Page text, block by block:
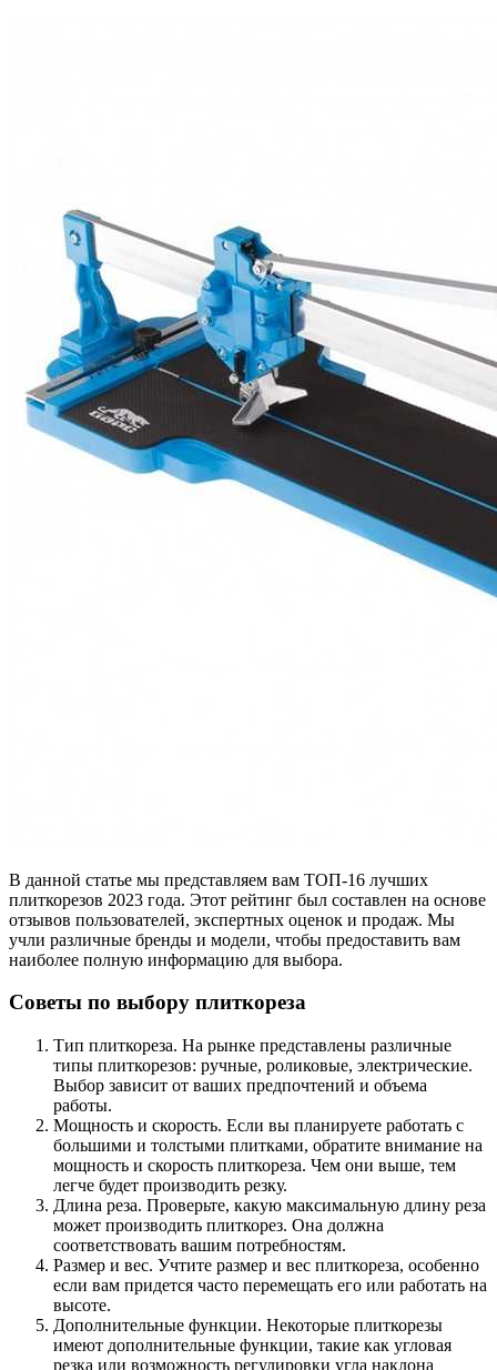
В данной статье мы представляем вам ТОП-16 лучших
плиткорезов 2023 года. Этот рейтинг был составлен на основе
отзывов пользователей, экспертных оценок и продаж. Мы
учли различные бренды и модели, чтобы предоставить вам
наиболее полную информацию для выбора.
Советы по выбору плиткореза
Тип плиткореза. На рынке представлены различные
типы плиткорезов: ручные, роликовые, электрические.
Выбор зависит от ваших предпочтений и объема
работы.
Мощность и скорость. Если вы планируете работать с
большими и толстыми плитками, обратите внимание на
мощность и скорость плиткореза. Чем они выше, тем
легче будет производить резку.
Длина реза. Проверьте, какую максимальную длину реза
может производить плиткорез. Она должна
соответствовать вашим потребностям.
Размер и вес. Учтите размер и вес плиткореза, особенно
если вам придется часто перемещать его или работать на
высоте.
Дополнительные функции. Некоторые плиткорезы
имеют дополнительные функции, такие как угловая
резка или возможность регулировки угла наклона